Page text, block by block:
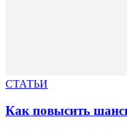
СТАТЬИ
Как повысить